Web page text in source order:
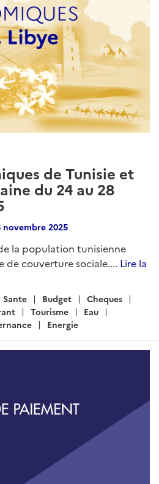
de Tunisie et
du 24 au 28
novembre 2025
la population tunisienne
de couverture sociale.... Lire la
Sante Budget
Cheques
Tourisme
Eau
Energie